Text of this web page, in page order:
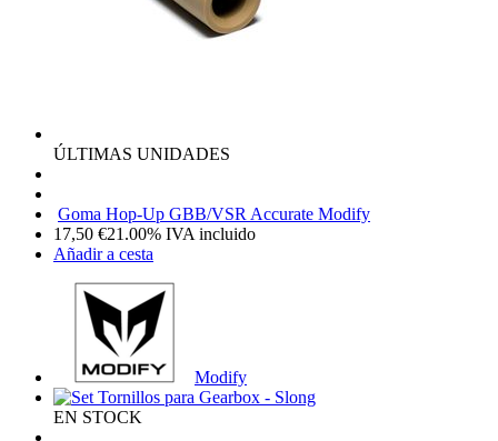
ÚLTIMAS UNIDADES
Goma Hop-Up GBB/VSR Accurate Modify
17,50 €21.00% IVA incluido
Añadir a cesta
Modify
EN STOCK